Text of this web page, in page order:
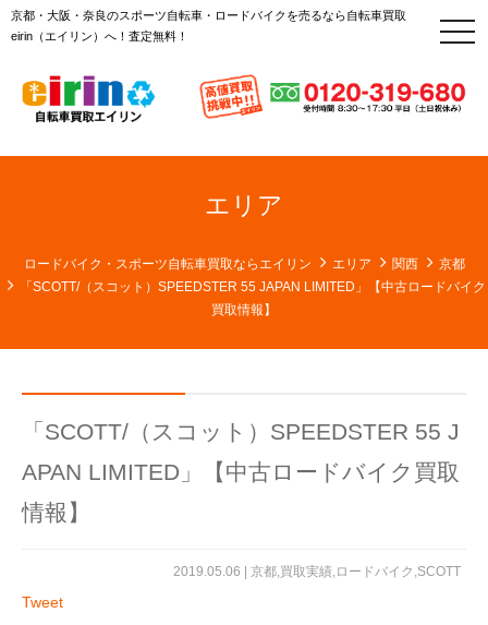
京都・大阪・奈良のスポーツ自転車・ロードバイクを売るなら自転車買取
eirin（エイリン）へ！査定無料！
t
o
l
e
v
o
n
エリア
ロードバイク・スポーツ自転車買取ならエイリン エリア 関西
京都
「SCOTT/（スコット）SPEEDSTER 55 JAPAN LIMITED」【中古ロードバイク
買取情報】
「SCOTT/（スコット）SPEEDSTER 55 J
APAN LIMITED」【中古ロードバイク買取
情報】
2019.05.06 | 京都,買取実績,ロードバイク ,SCOTT
Tweet